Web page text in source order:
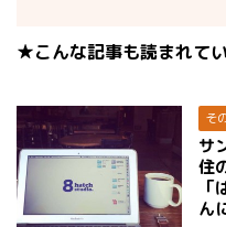
★こんな記事も読まれて
そ
サ
住
ん